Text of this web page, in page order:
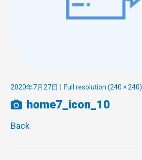
2020年7月27日 Full resolution (240 × 240)
home7_icon_10
Back